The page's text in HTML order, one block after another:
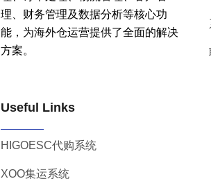
理、财务管理及数据分析等核心功
能，为海外仓运营提供了全面的解决
方案。
Useful Links
HIGOESC代购系统
XOO集运系统